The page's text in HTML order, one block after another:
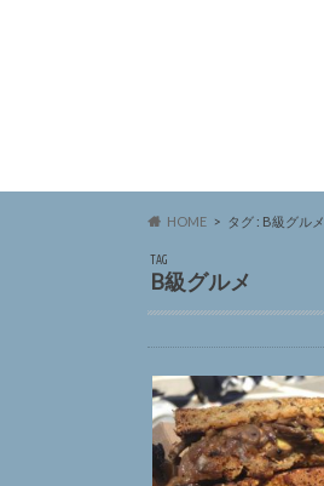
HOME タグ : B級グルメ
TAG
B級グルメ